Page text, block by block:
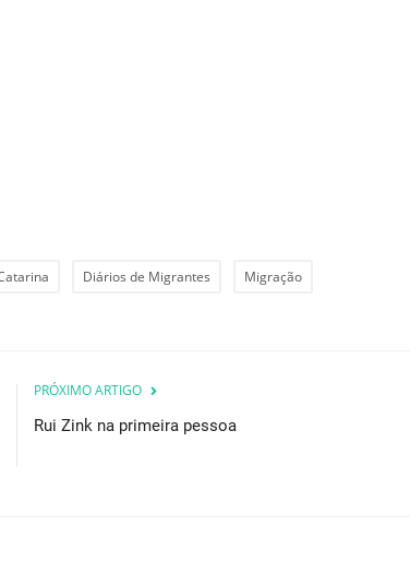
Diários de Migrantes Migração
PRÓXIMO ARTIGO
Rui Zink na primeira pessoa